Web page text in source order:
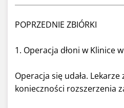
POPRZEDNIE ZBIÓRKI
1. Operacja dłoni w Klinice
Operacja się udała.
konieczności rozszerzenia